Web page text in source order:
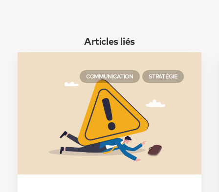
Articles liés
COMMUNICATION STRATÉGIE